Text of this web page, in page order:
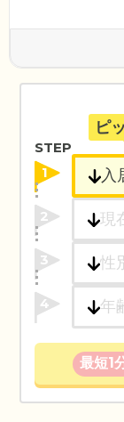
ピ
STEP
1
2
3
4
最短1